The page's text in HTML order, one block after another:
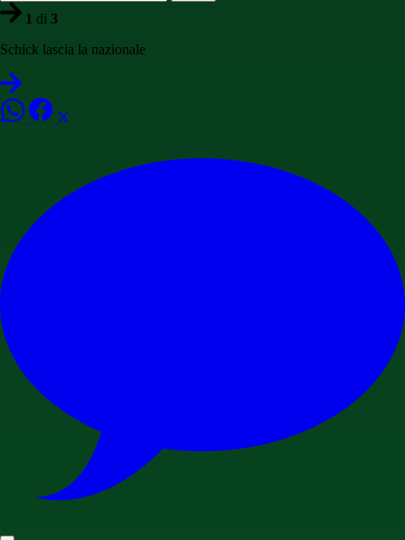
1 di 3
Schick lascia la nazionale